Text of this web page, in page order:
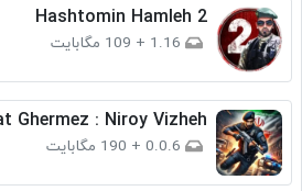
Hashtomin Hamleh 2
1.16
+ 109 مگابایت
Ghermez : Niroy Vizheh
0.0.6
+ 190 مگابایت